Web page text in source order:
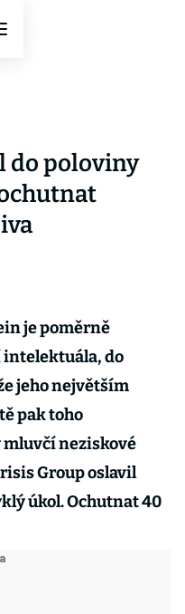
do poloviny
je poměrně
intelektuála, do
jeho největším
pak toho
mluvčí neziskové
Group oslavil
úkol. Ochutnat 40